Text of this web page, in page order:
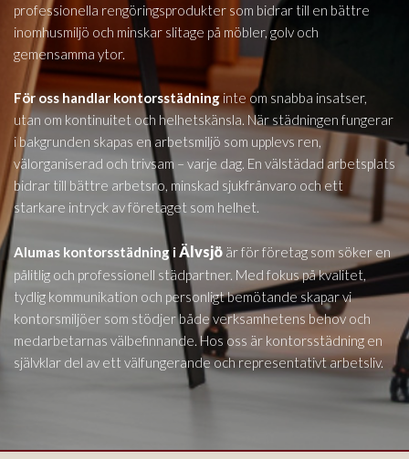
professionella rengöringsprodukter som bidrar till en bättre
inomhusmiljö och minskar slitage på möbler, golv och
gemensamma ytor.
För oss handlar kontorsstädning inte om snabba insatser,
utan om kontinuitet och helhetskänsla. När städningen fungerar
i bakgrunden skapas en arbetsmiljö som upplevs ren,
välorganiserad och trivsam – varje dag. En välstädad arbetsplats
bidrar till bättre arbetsro, minskad sjukfrånvaro och ett
starkare intryck av företaget som helhet.
Alumas kontorsstädning iÄlvsjö är för företag som söker en
pålitlig och professionell städpartner. Med fokus på kvalitet,
tydlig kommunikation och personligt bemötande skapar vi
kontorsmiljöer som stödjer både verksamhetens behov och
medarbetarnas välbefinnande. Hos oss är kontorsstädning en
självklar del av ett välfungerande och representativt arbetsliv.